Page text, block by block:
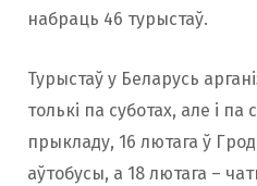
набраць 46 турыстаў.
Турыстаў у Беларусь
толькі па суботах, але і
прыкладу, 16 лютага ў
аўтобусы, а 18 лютага –